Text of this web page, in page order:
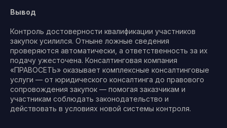
Вывод
Контроль достоверности квалификации участников
закупок усилился. Отныне ложные сведения
проверяются автоматически, а ответственность за их
подачу ужесточена. Консалтинговая компания
«ПРАВОСЕТЬ» оказывает комплексные консалтинговые
услуги — от юридического консалтинга до правового
сопровождения закупок — помогая заказчикам и
участникам соблюдать законодательство и
действовать в условиях новой системы контроля.